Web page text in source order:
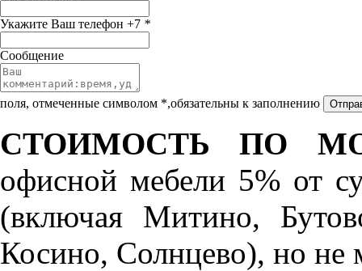
Укажите Ваш телефон +7 *
Сообщение
поля, отмеченные символом *,обязательны к заполнению
СТОИМОСТЬ ПО
офисной мебели 5% от
(включая Митино,
Косино, Солнцево), но не